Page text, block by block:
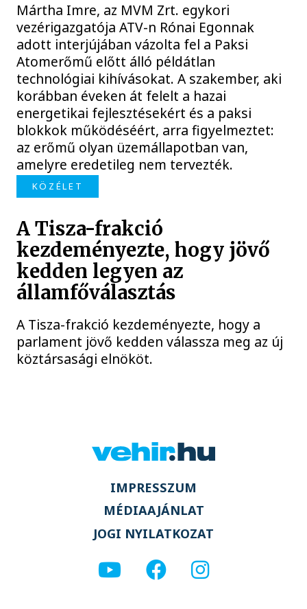
Mártha Imre, az MVM Zrt. egykori
vezérigazgatója ATV-n Rónai Egonnak
adott interjújában vázolta fel a Paksi
Atomerőmű előtt álló példátlan
technológiai kihívásokat. A szakember, aki
korábban éveken át felelt a hazai
energetikai fejlesztésekért és a paksi
blokkok működéséért, arra figyelmeztet:
az erőmű olyan üzemállapotban van,
amelyre eredetileg nem tervezték.
KÖZÉLET
A Tisza-frakció
kezdeményezte, hogy jövő
kedden legyen az
államfőválasztás
A Tisza-frakció kezdeményezte, hogy a
parlament jövő kedden válassza meg az új
köztársasági elnököt.
IMPRESSZUM
MÉDIAAJÁNLAT
JOGI NYILATKOZAT